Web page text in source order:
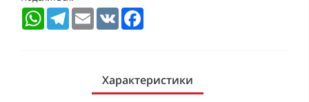
WhatsAppTelegramEmail VK
Характеристики